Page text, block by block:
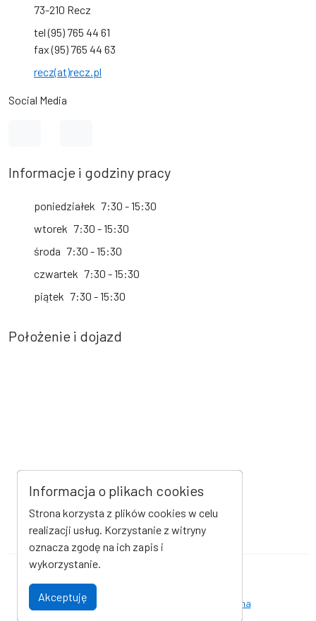
73-210 Recz
tel (95) 765 44 61
fax (95) 765 44 63
recz(at)recz.pl
Social Media
Informacje i godziny pracy
poniedziałek 7:30 - 15:30
wtorek 7:30 - 15:30
środa 7:30 - 15:30
czwartek 7:30 - 15:30
piątek 7:30 - 15:30
Położenie i dojazd
Deklaracja dostępności Strona archiwalna
Informacja o plikach cookies
Strona korzysta z plików cookies w celu
realizacji usług. Korzystanie z witryny
oznacza zgodę na ich zapis i
wykorzystanie.
Akceptuję